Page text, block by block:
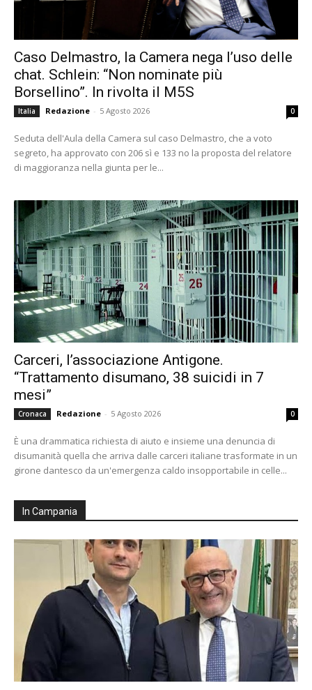
Caso Delmastro, la Camera nega l’uso delle
chat. Schlein: “Non nominate più
Borsellino”. In rivolta il M5S
Italia Redazione - 5 Agosto 2026 0
Seduta dell'Aula della Camera sul caso Delmastro, che a voto
segreto, ha approvato con 206 sì e 133 no la proposta del relatore
di maggioranza nella giunta per le...
Carceri, l’associazione Antigone.
“Trattamento disumano, 38 suicidi in 7
mesi”
Cronaca Redazione - 5 Agosto 2026 0
È una drammatica richiesta di aiuto e insieme una denuncia di
disumanità quella che arriva dalle carceri italiane trasformate in un
girone dantesco da un'emergenza caldo insopportabile in celle...
In Campania